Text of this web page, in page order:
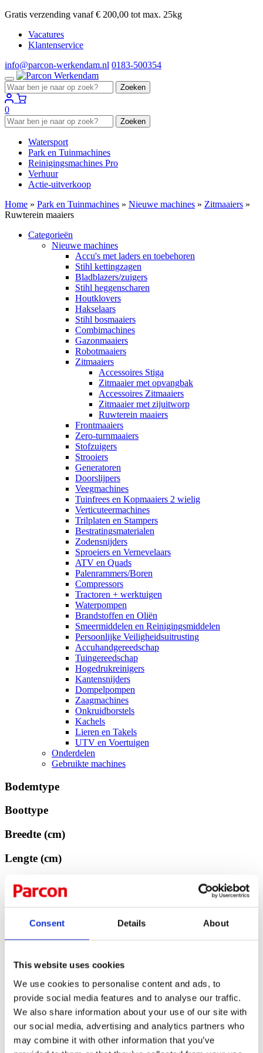
Consent Details About
This website uses cookies
We use cookies to personalise content and ads, to
provide social media features and to analyse our traffic.
We also share information about your use of our site with
our social media, advertising and analytics partners who
may combine it with other information that you’ve
Gratis verzending vanaf € 200,00 tot max. 25kg
Vacatures
Klantenservice
info@parcon-werkendam.nl 0183-500354
Zoeken
naar:
Zoeken
0
Zoeken
naar:
Zoeken
Watersport
Park en Tuinmachines
Reinigingsmachines Pro
Verhuur
Actie-uitverkoop
Home » Park en Tuinmachines » Nieuwe machines » Zitmaaiers »
Ruwterein maaiers
Categorieën
Nieuwe machines
Accu's met laders en toebehoren
Stihl kettingzagen
Bladblazers/zuigers
Stihl heggenscharen
Houtklovers
Hakselaars
Stihl bosmaaiers
Combimachines
Gazonmaaiers
Robotmaaiers
Zitmaaiers
Accessoires Stiga
Zitmaaier met opvangbak
Accessoires Zitmaaiers
Zitmaaier met zijuitworp
Ruwterein maaiers
Frontmaaiers
Zero-turnmaaiers
Stofzuigers
Strooiers
Generatoren
Doorslijpers
Veegmachines
Tuinfrees en Kopmaaiers 2 wielig
Verticuteermachines
Trilplaten en Stampers
Bestratingsmaterialen
Zodensnijders
Sproeiers en Vernevelaars
ATV en Quads
Palenrammers/Boren
Compressors
Tractoren + werktuigen
Waterpompen
Brandstoffen en Oliën
Smeermiddelen en Reinigingsmiddelen
Persoonlijke Veiligheidsuitrusting
Accuhandgereedschap
Tuingereedschap
Hogedrukreinigers
Kantensnijders
Dompelpompen
Zaagmachines
Onkruidborstels
Kachels
Lieren en Takels
UTV en Voertuigen
Onderdelen
Gebruikte machines
Bodemtype
Boottype
Breedte (cm)
Lengte (cm)
Vermogen (pk)
Filters
Filters
Bodemtype
Boottype